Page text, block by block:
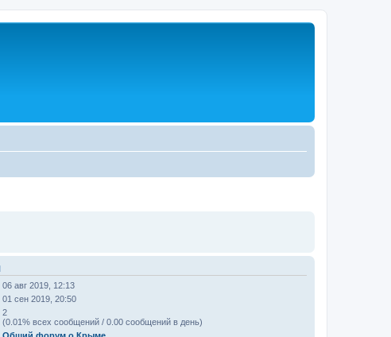
06 авг 2019, 12:13
01 сен 2019, 20:50
2
(0.01% всех сообщений / 0.00 сообщений в день)
Общий форум о Крыме